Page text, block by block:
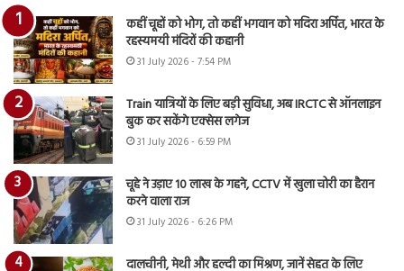
कहीं चूहों को भोग, तो कहीं भगवान को मदिरा अर्पित, भारत के
रहस्यमयी मंदिरों की कहानी
31 July 2026 - 7:54 PM
Train यात्रियों के लिए बड़ी सुविधा, अब IRCTC से ऑनलाइन
बुक कर सकेंगे एक्सेस लगेज
31 July 2026 - 6:59 PM
चूहे ने उड़ाए 10 लाख के गहने, CCTV में खुला चोरी का हैरान
करने वाला राज
31 July 2026 - 6:26 PM
दालचीनी, मेथी और हल्दी का मिश्रण, जानें सेहत के लिए